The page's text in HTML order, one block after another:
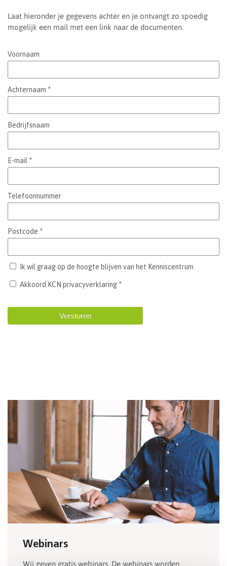
Laat hieronder je gegevens achter en je ontvangt zo spoedig
mogelijk een mail met een link naar de documenten.
Webinars
Wij geven gratis webinars. De webinars worden